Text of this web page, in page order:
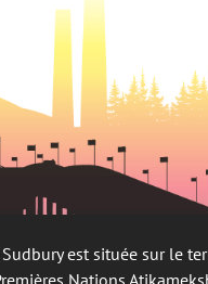
est située sur le
Nations